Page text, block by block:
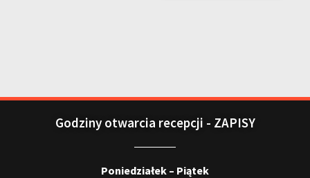
Godziny otwarcia recepcji - ZAPISY
Poniedziałek – Piątek